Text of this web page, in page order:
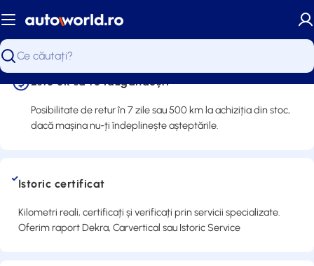
la
conținut
Căutare
Este ok să te răzgândești
Posibilitate de retur în 7 zile sau 500 km la achiziția din stoc,
dacă mașina nu-ți îndeplinește așteptările.
Istoric certificat
Kilometri reali, certificați și verificați prin servicii specializate.
Oferim raport Dekra, Carvertical sau Istoric Service